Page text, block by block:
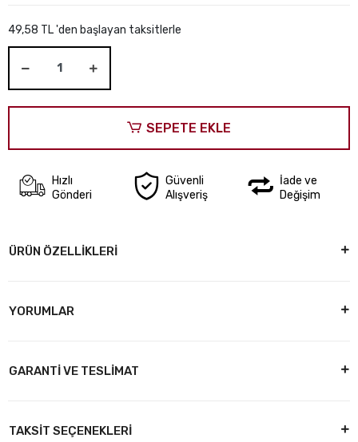
49,58 TL 'den başlayan taksitlerle
SEPETE EKLE
Hızlı
Gönderi
Güvenli
Alışveriş
İade ve
Değişim
ÜRÜN ÖZELLİKLERİ
YORUMLAR
GARANTİ VE TESLİMAT
TAKSİT SEÇENEKLERİ